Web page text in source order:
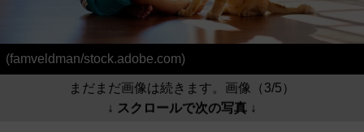
(famveldman/stock.adobe.com)
まだまだ画像は続きます。画像（3/5）
↓ スクロールで次の写真 ↓